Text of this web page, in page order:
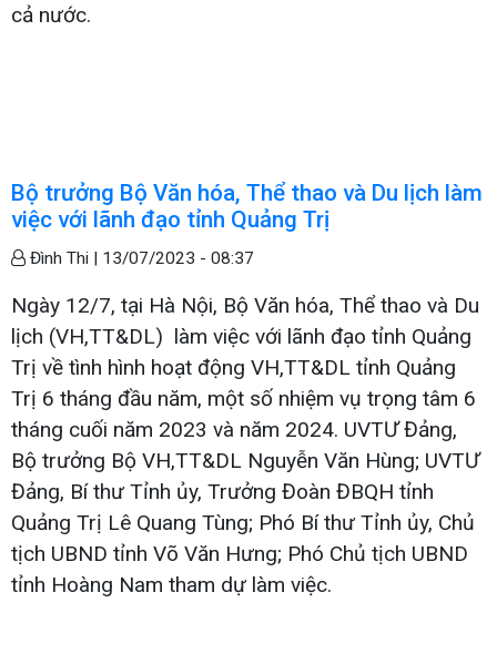
cả nước.
Bộ trưởng Bộ Văn hóa, Thể thao và Du lịch làm
việc với lãnh đạo tỉnh Quảng Trị
Đình Thi | 13/07/2023 - 08:37
Ngày 12/7, tại Hà Nội, Bộ Văn hóa, Thể thao và Du
lịch (VH,TT&DL) ​ làm việc với lãnh đạo tỉnh Quảng
Trị về tình hình hoạt động VH,TT&DL tỉnh Quảng
Trị 6 tháng đầu năm, một số nhiệm vụ trọng tâm 6
tháng cuối năm 2023 và năm 2024. UVTƯ Đảng,
Bộ trưởng Bộ VH,TT&DL Nguyễn Văn Hùng; UVTƯ
Đảng, Bí thư Tỉnh ủy, Trưởng Đoàn ĐBQH tỉnh
Quảng Trị Lê Quang Tùng; Phó Bí thư Tỉnh ủy, Chủ
tịch UBND tỉnh Võ Văn Hưng; Phó Chủ tịch UBND
tỉnh Hoàng Nam tham dự làm việc.